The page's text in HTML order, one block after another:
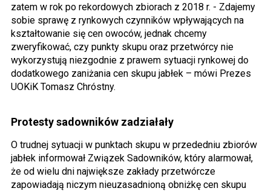
zatem w rok po rekordowych zbiorach z 2018 r. - Zdajemy
sobie sprawę z rynkowych czynników wpływających na
kształtowanie się cen owoców, jednak chcemy
zweryfikować, czy punkty skupu oraz przetwórcy nie
wykorzystują niezgodnie z prawem sytuacji rynkowej do
dodatkowego zaniżania cen skupu jabłek – mówi Prezes
UOKiK Tomasz Chróstny.
Protesty sadowników zadziałały
O trudnej sytuacji w punktach skupu w przededniu zbiorów
jabłek informował Związek Sadowników, który alarmował,
że od wielu dni największe zakłady przetwórcze
zapowiadają niczym nieuzasadnioną obniżkę cen skupu